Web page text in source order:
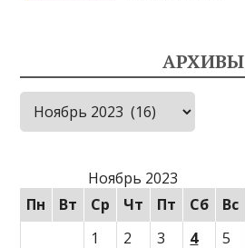
АРХИВЫ
Архивы
Ноябрь 2023
Пн
Вт Ср Чт Пт Сб
Вс
1
2 3 4 5